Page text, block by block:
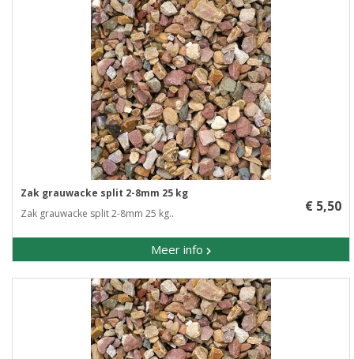
Zak grauwacke split 2-8mm 25 kg
Zak grauwacke split 2-8mm 25 kg..
Meer info
€ 5,50